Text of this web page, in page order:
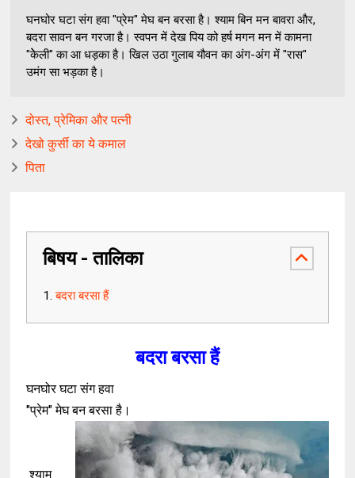
घनघोर घटा संग हवा "प्रेम" मेघ बन बरसा है। श्याम बिन मन बावरा और,
बदरा सावन बन गरजा है। स्वपन में देख पिय को हर्ष मगन मन में कामना
"केेली" का आ धड़का है। खिल उठा गुलाब यौवन का अंग-अंग में "रास"
उमंग सा भड़का है।
दोस्त, प्रेमिका और पत्नी
देखो कुर्सी का ये कमाल
पिता
बिषय - तालिका
बदरा बरसा हैं
बदरा बरसा हैं
घनघोर घटा संग हवा
"प्रेम" मेघ बन बरसा है।
श्याम